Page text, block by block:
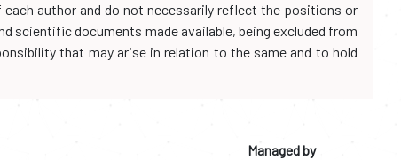
author and do not necessarily reflect the positions or
scientific documents made available, being excluded from
that may arise in relation to the same and to hold
Managed by